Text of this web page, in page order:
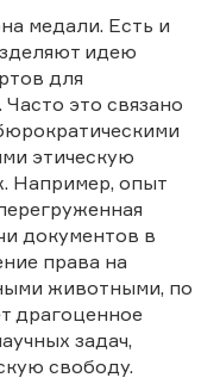
медали. Есть и
идею
для
это связано
этическую
Например, опыт
документов в
права на
животными, по
драгоценное
задач,
свободу.